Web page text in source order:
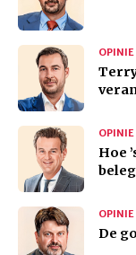
OPINIE
OPINIE
Hoe
OPINIE
De